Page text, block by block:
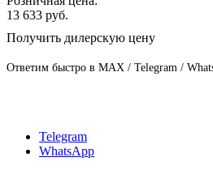
13 633 руб.
Получить дилерскую цену
Ответим быстро в MAX / Telegram /
Telegram
WhatsApp